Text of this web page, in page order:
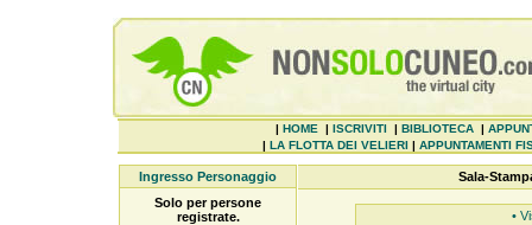
| HOME | ISCRIVITI| BIBLIOTECA|
| LA FLOTTA DEI VELIERI | APPUNTAMENTI
Ingresso Personaggio
Solo per persone
registrate.
Sala-
•